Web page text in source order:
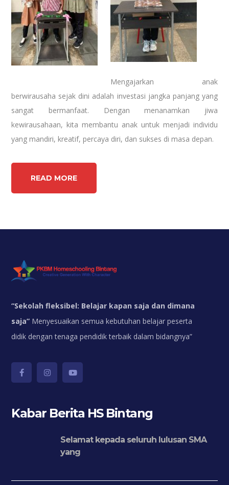
Mengajarkan anak
berwirausaha sejak dini adalah investasi jangka panjang yang
sangat bermanfaat. Dengan menanamkan jiwa
kewirausahaan, kita membantu anak untuk menjadi individu
yang mandiri, kreatif, percaya diri, dan sukses di masa depan.
READ MORE
“Sekolah fleksibel: Belajar kapan saja dan dimana
saja” Menyesuaikan semua kebutuhan belajar peserta
didik dengan tenaga pendidik terbaik dalam bidangnya”
Kabar Berita HS Bintang
Selamat kepada seluruh lulusan SMA
yang